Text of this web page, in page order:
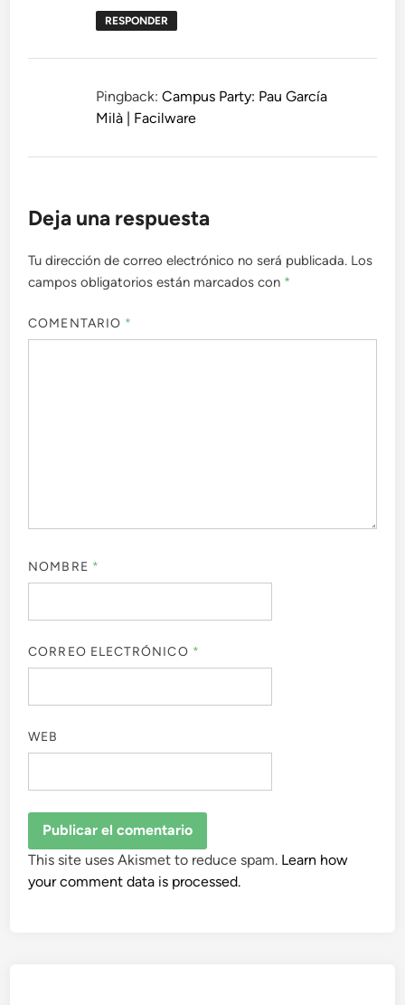
RESPONDER
Pingback:Campus Party: Pau García
Milà | Facilware
Deja una respuesta
Tu dirección de correo electrónico no será publicada. Los
campos obligatorios están marcados con *
COMENTARIO *
NOMBRE *
CORREO ELECTRÓNICO *
WEB
This site uses Akismet to reduce spam. Learn how
your comment data is processed.